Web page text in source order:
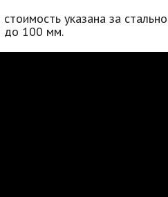
указана за
до 100 мм.